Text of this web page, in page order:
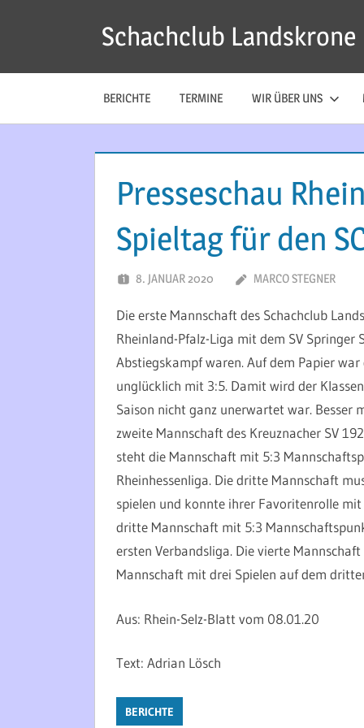
Schachclub Landskrone
BERICHTE TERMINE WIR ÜBER UNS
Presseschau
Spieltag für den
8. JANUAR 2020 MARCO STEGNER
Die erste Mannschaft des Schachclub
Rheinland-Pfalz-Liga mit dem SV
Abstiegskampf waren. Auf dem Papier
unglücklich mit 3:5. Damit wird der
Saison nicht ganz unerwartet war. Besser
zweite Mannschaft des Kreuznacher SV
steht die Mannschaft mit 5:3
Rheinhessenliga. Die dritte Mannschaft
spielen und konnte ihrer Favoritenrolle
dritte Mannschaft mit 5:3
ersten Verbandsliga. Die vierte
Mannschaft mit drei Spielen auf dem
Aus: Rhein-Selz-Blatt vom 08.01.20
Text: Adrian Lösch
BERICHTE